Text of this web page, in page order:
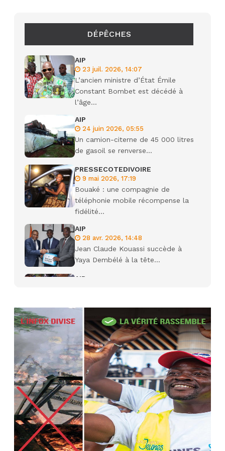
DÉPÊCHES
AIP
23 juil. 2026, 14:07
L’ancien ministre d’État Émile
Constant Bombet est décédé à
l’âge...
AIP
24 juin 2026, 05:55
Un camion-citerne de 45 000 litres
de gasoil se renverse...
PRESSECOTEDIVOIRE
9 mai 2026, 17:19
Bouaké : une compagnie de
téléphonie mobile récompense la
fidélité...
AIP
28 avr. 2026, 14:48
Jean Claude Kouassi succède à
Yaya Dembélé à la tête...
AIP
Camara tué lors d’attaques...
22 avr. 2026, 16:41
Des bureaux ravagés dans un
incendie survenu à la mairie...
AIP
10 avr. 2026, 09:48
Nommé Médiateur de la
République, Gaoussou Touré prend
officiellement fonction
AIP
13 mars 2026, 10:43